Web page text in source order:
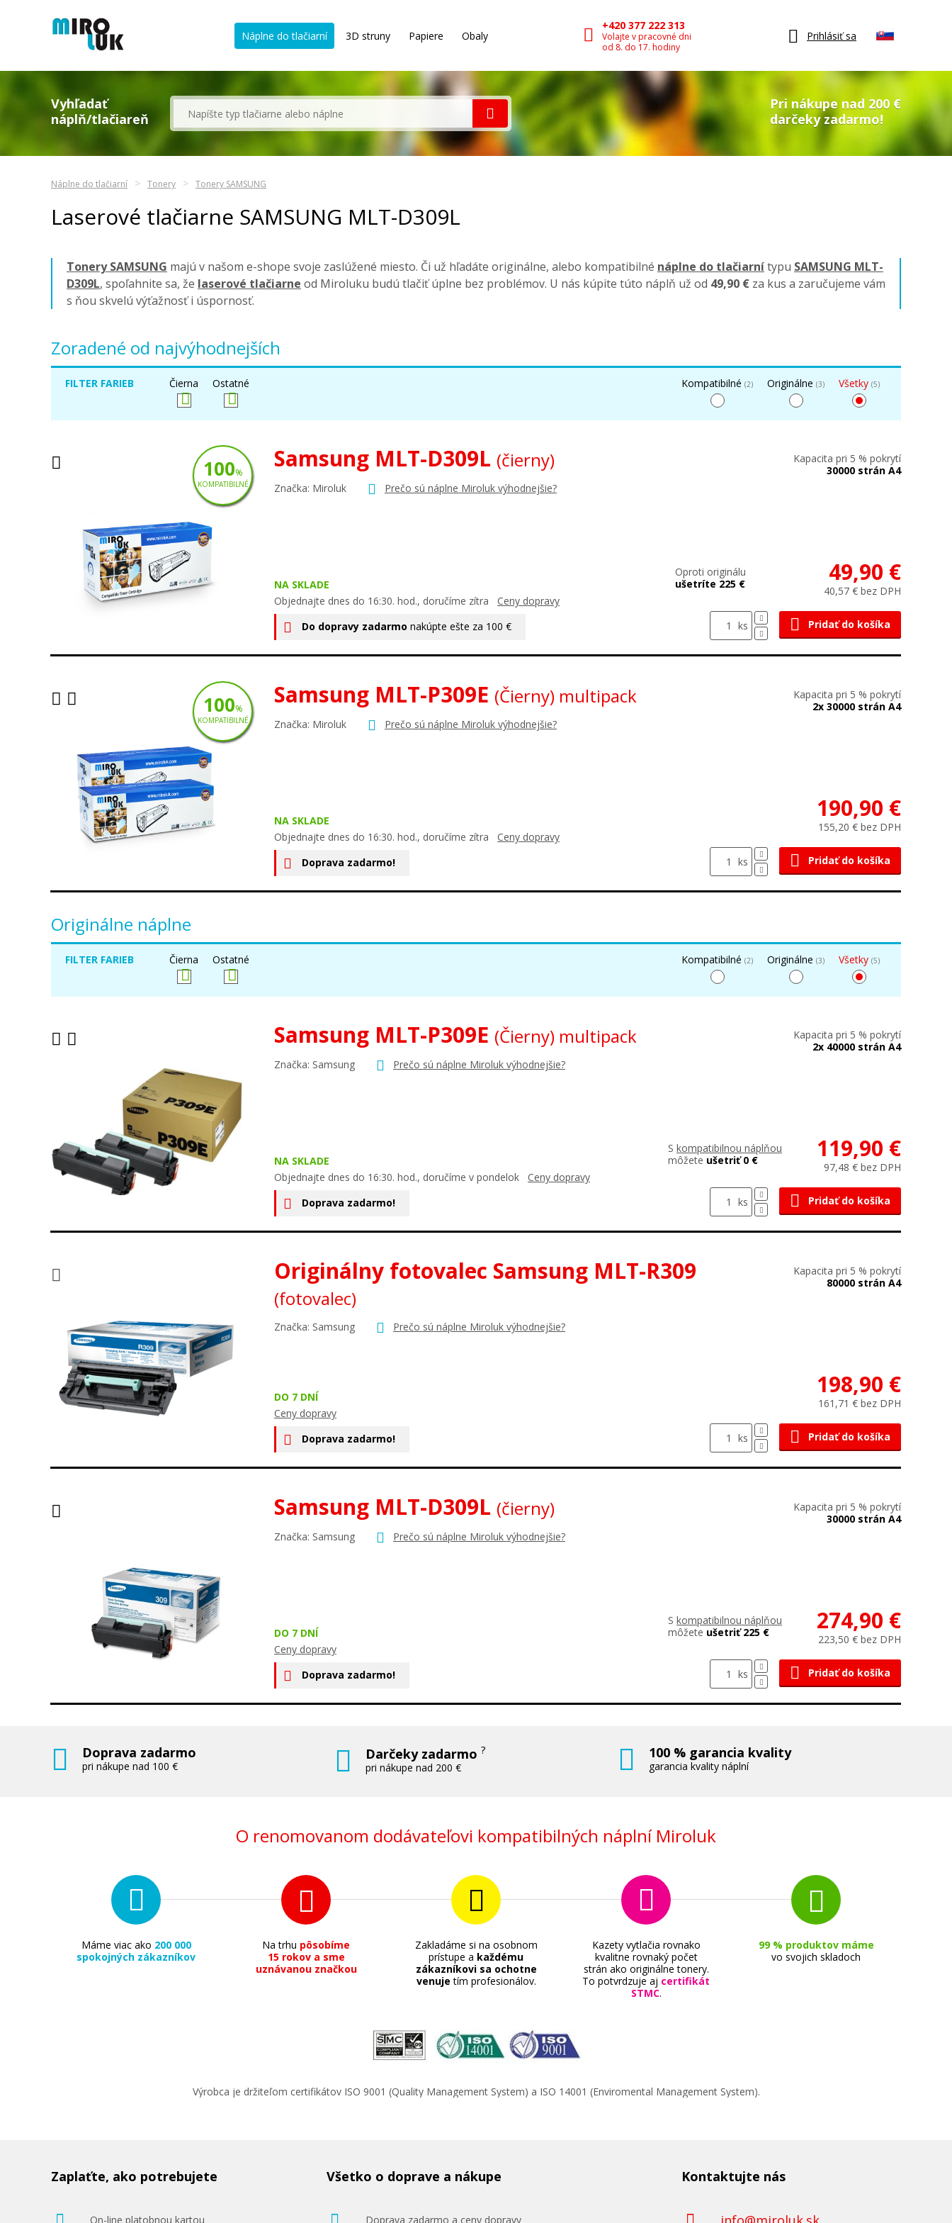
Náplne do tlačiarní 3D struny Papiere Obaly
+420 377 222 313
Volajte v pracovné dni
od 8. do 17. hodiny
Prihlásiť sa
Vyhľadať
náplň/tlačiareň
Pri nákupe nad 200 €
darčeky zadarmo!
Náplne do tlačiarní Tonery Tonery SAMSUNG
Laserové tlačiarne SAMSUNG MLT-D309L
Tonery SAMSUNG majú v našom e-shope svoje zaslúžené miesto. Či už hľadáte originálne, alebo kompatibilné náplne do tlačiarnítypu SAMSUNG MLT-
D309L, spoľahnite sa, že laserové tlačiarne od Miroluku budú tlačiť úplne bez problémov. U nás kúpite túto náplň už od 49,90 € za kus a zaručujeme vám
s ňou skvelú výťažnosť i úspornosť.
Zoradené od najvýhodnejších
FILTER FARIEB Čierna Ostatné Kompatibilné (2) Originálne (3) Všetky (5)
Samsung MLT-D309L (čierny)
Značka: Miroluk Prečo sú náplne Miroluk výhodnejšie?
NA SKLADE
Objednajte dnes do 16:30. hod., doručíme zítra Ceny dopravy
Do dopravy zadarmo nakúpte ešte za 100 €
Kapacita pri 5 % pokrytí
30000 strán A4
Oproti originálu
ušetríte 225 €
49,90 €
40,57 € bez DPH
ks Pridať do košíka
100%
KOMPATIBILNÉ
Samsung MLT-P309E (Čierny) multipack
Značka: Miroluk Prečo sú náplne Miroluk výhodnejšie?
NA SKLADE
Objednajte dnes do 16:30. hod., doručíme zítra Ceny dopravy
Doprava zadarmo!
Kapacita pri 5 % pokrytí
2x 30000 strán A4
190,90 €
155,20 € bez DPH
ks Pridať do košíka
100%
KOMPATIBILNÉ
Originálne náplne
FILTER FARIEB Čierna Ostatné Kompatibilné (2) Originálne (3) Všetky (5)
Samsung MLT-P309E (Čierny) multipack
Značka: Samsung Prečo sú náplne Miroluk výhodnejšie?
NA SKLADE
Objednajte dnes do 16:30. hod., doručíme v pondelok Ceny dopravy
Doprava zadarmo!
Kapacita pri 5 % pokrytí
2x 40000 strán A4
S kompatibilnou náplňou
môžete ušetriť 0 € 119,90 €
97,48 € bez DPH
ks Pridať do košíka
Originálny fotovalec Samsung MLT-R309
(fotovalec)
Značka: Samsung Prečo sú náplne Miroluk výhodnejšie?
DO 7 DNÍ
Ceny dopravy
Doprava zadarmo!
Kapacita pri 5 % pokrytí
80000 strán A4
198,90 €
161,71 € bez DPH
ks Pridať do košíka
Samsung MLT-D309L (čierny)
Značka: Samsung Prečo sú náplne Miroluk výhodnejšie?
DO 7 DNÍ
Ceny dopravy
Doprava zadarmo!
Kapacita pri 5 % pokrytí
30000 strán A4
S kompatibilnou náplňou
môžete ušetriť 225 € 274,90 €
223,50 € bez DPH
ks Pridať do košíka
Doprava zadarmo
pri nákupe nad 100 €
Darčeky zadarmo?
pri nákupe nad 200 €
100 % garancia kvality
garancia kvality náplní
O renomovanom dodávateľovi kompatibilných náplní Miroluk
Máme viac ako 200 000
spokojných zákazníkov
Na trhu pôsobíme
15 rokov a sme
uznávanou značkou
Zakladáme si na osobnom
prístupe a každému
zákazníkovi sa ochotne
venuje tím profesionálov.
Kazety vytlačia rovnako
kvalitne rovnaký počet
strán ako originálne tonery.
To potvrdzuje aj certifikát
STMC.
99 % produktov máme
vo svojich skladoch
Výrobca je držiteľom certifikátov ISO 9001 (Quality Management System) a ISO 14001 (Enviromental Management System).
Zaplaťte, ako potrebujete
On-line platobnou kartou
Všetko o doprave a nákupe
Doprava zadarmo a ceny dopravy
Kontaktujte nás